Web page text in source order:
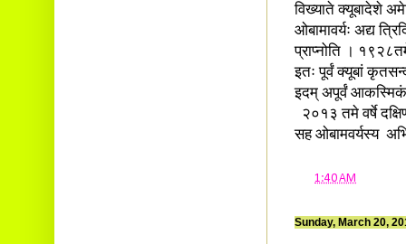
विख्याते क्यूबादेशे
ओबामावर्यः अद्य
प्राप्नोति ।
इतः पूर्वं क्यूबां
इदम् अपूर्वं
२०१३ तमे वर्षे
सह ओबामवर्यस्य
1:40 AM
Sunday, March 20,